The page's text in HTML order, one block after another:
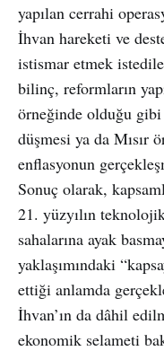
yapılan cerrahi
İhvan hareketi ve
istismar etmek
bilinç, reformların
örneğinde olduğu
düşmesi ya da Mısır
enflasyonun
Sonuç olarak,
21. yüzyılın
sahalarına ayak
yaklaşımındaki
ettiği anlamda
İhvan’ın da dâhil
ekonomik selameti